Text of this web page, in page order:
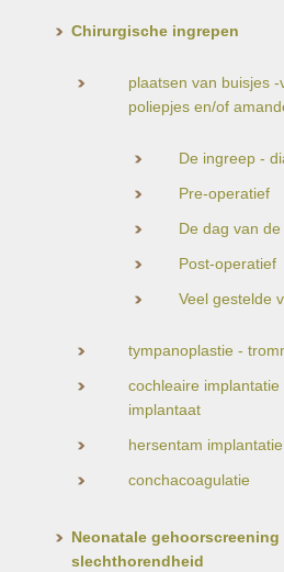
Chirurgische ingrepen
plaatsen van buisjes
poliepjes en/of
De ingreep -
Pre-operatief
De dag van
Post-operatief
Veel gestelde
tympanoplastie -
cochleaire
implantaat
hersentam implantatie
conchacoagulatie
Neonatale gehoorscreening
slechthorendheid